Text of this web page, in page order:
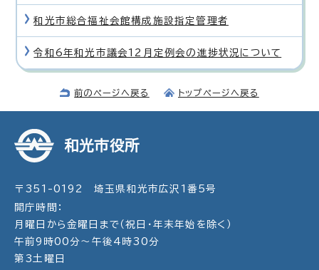
和光市総合福祉会館構成施設指定管理者
令和6年和光市議会12月定例会の進捗状況について
前のページへ戻る トップページへ戻る
和光市役所
〒351-0192 埼玉県和光市広沢1番5号
開庁時間：
月曜日から金曜日まで（祝日・年末年始を除く）
午前9時00分～午後4時30分
第3土曜日